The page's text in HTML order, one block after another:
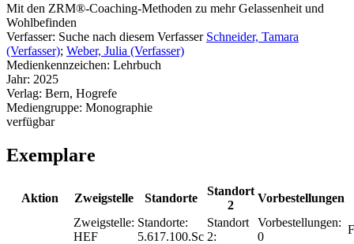
Mit den ZRM®-Coaching-Methoden zu mehr Gelassenheit und
Wohlbefinden
Verfasser: Suche nach diesem Verfasser Schneider, Tamara
(Verfasser); Weber, Julia (Verfasser)
Medienkennzeichen: Lehrbuch
Jahr: 2025
Verlag: Bern, Hogrefe
Mediengruppe: Monographie
verfügbar
Exemplare
Aktion Zweigstelle Standorte
Standort
2
Vorbestellungen
Zweigstelle:
HEF
Standorte:
5.617.100.Sc
Standort
2:
Vorbestellungen:
0